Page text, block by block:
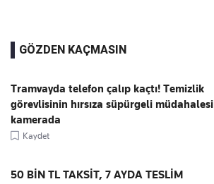
GÖZDEN KAÇMASIN
Tramvayda telefon çalıp kaçtı! Temizlik
görevlisinin hırsıza süpürgeli müdahalesi
kamerada
Kaydet
50 BİN TL TAKSİT, 7 AYDA TESLİM